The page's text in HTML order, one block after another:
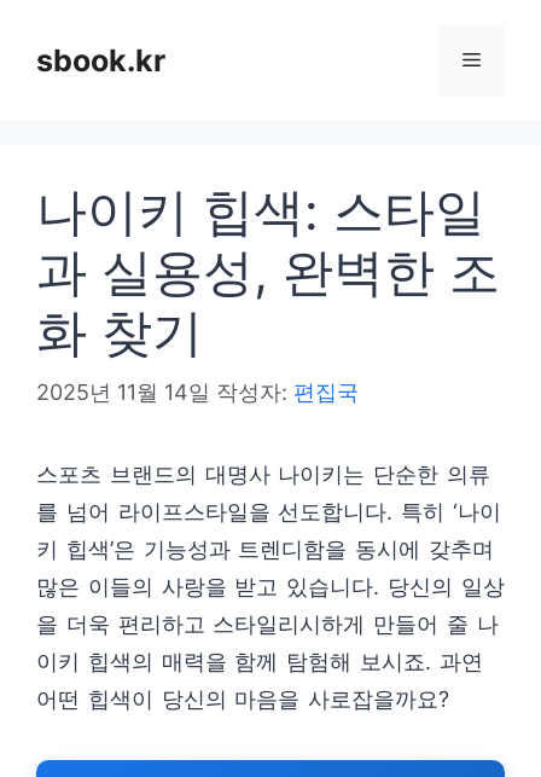
sbook.kr 메
나이키 힙색: 스타일
과 실용성, 완벽한 조
화 찾기
2025년 11월 14일 작성자: 편집국
스포츠 브랜드의 대명사 나이키는 단순한 의류
를 넘어 라이프스타일을 선도합니다. 특히 ‘나이
키 힙색’은 기능성과 트렌디함을 동시에 갖추며
많은 이들의 사랑을 받고 있습니다. 당신의 일상
을 더욱 편리하고 스타일리시하게 만들어 줄 나
이키 힙색의 매력을 함께 탐험해 보시죠. 과연
어떤 힙색이 당신의 마음을 사로잡을까요?